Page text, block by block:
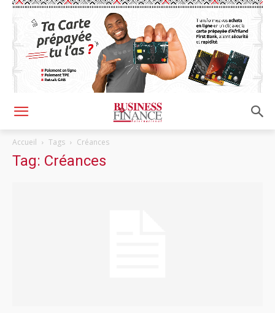
Accueil Tags Créances
Tag: Créances